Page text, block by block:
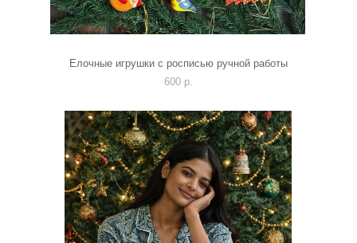
Елочные игрушки с росписью ручной работы
600 p.